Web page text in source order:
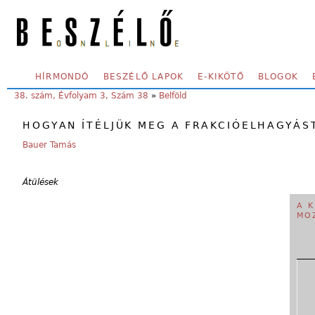
SECONDARY MENU
HÍRMONDÓ BESZÉLŐ LAPOK E-KIKÖTŐ BLOGOK
YOU ARE HERE:
38. szám, Évfolyam 3, Szám 38 » Belföld
HOGYAN ÍTÉLJÜK MEG A
Bauer Tamás
Átülések
A